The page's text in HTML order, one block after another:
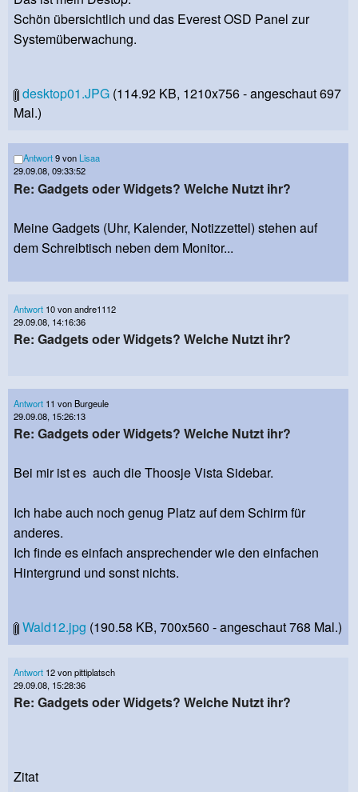
Schön übersichtlich und das Everest OSD Panel zur
Systemüberwachung.
desktop01.JPG (114.92 KB, 1210x756 - angeschaut 697
Mal.)
Antwort9 von Lisaa
29.09.08, 09:33:52
Re: Gadgets oder Widgets? Welche Nutzt ihr?
Meine Gadgets (Uhr, Kalender, Notizzettel) stehen auf
dem Schreibtisch neben dem Monitor...
Antwort 10 von andre1112
29.09.08, 14:16:36
Re: Gadgets oder Widgets? Welche Nutzt ihr?
Antwort 11 von Burgeule
29.09.08, 15:26:13
Re: Gadgets oder Widgets? Welche Nutzt ihr?
Bei mir ist es auch die Thoosje Vista Sidebar.
Ich habe auch noch genug Platz auf dem Schirm für
anderes.
Ich finde es einfach ansprechender wie den einfachen
Hintergrund und sonst nichts.
Wald12.jpg (190.58 KB, 700x560 - angeschaut 768 Mal.)
Antwort 12 von pittiplatsch
29.09.08, 15:28:36
Re: Gadgets oder Widgets? Welche Nutzt ihr?
Zitat